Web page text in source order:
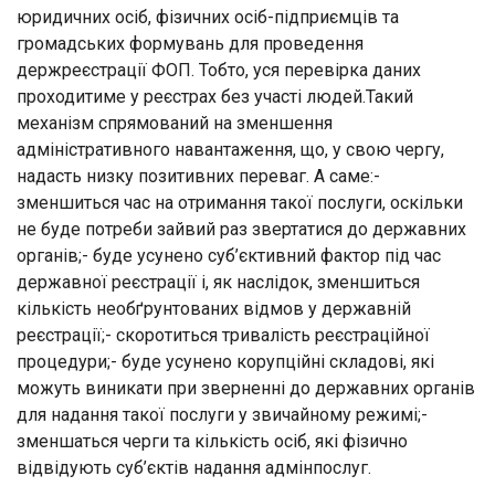
юридичних осіб, фізичних осіб-підприємців та
громадських формувань для проведення
держреєстрації ФОП. Тобто, уся перевірка даних
проходитиме у реєстрах без участі людей.Такий
механізм спрямований на зменшення
адміністративного навантаження, що, у свою чергу,
надасть низку позитивних переваг. А саме:-
зменшиться час на отримання такої послуги, оскільки
не буде потреби зайвий раз звертатися до державних
органів;- буде усунено суб’єктивний фактор під час
державної реєстрації і, як наслідок, зменшиться
кількість необґрунтованих відмов у державній
реєстрації;- скоротиться тривалість реєстраційної
процедури;- буде усунено корупційні складові, які
можуть виникати при зверненні до державних органів
для надання такої послуги у звичайному режимі;-
зменшаться черги та кількість осіб, які фізично
відвідують суб’єктів надання адмінпослуг.